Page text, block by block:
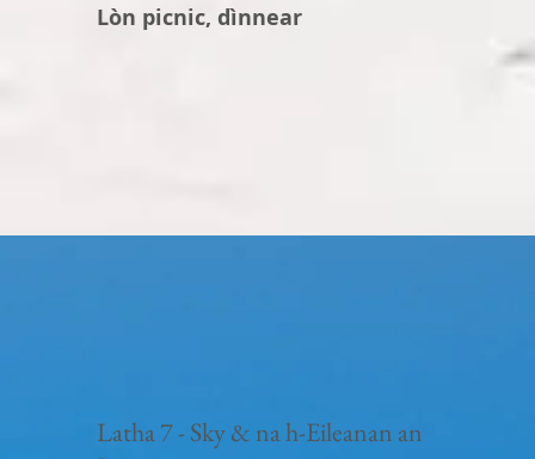
Lòn picnic, dìnnear
Latha 7 - Sky & na h-Eileanan an